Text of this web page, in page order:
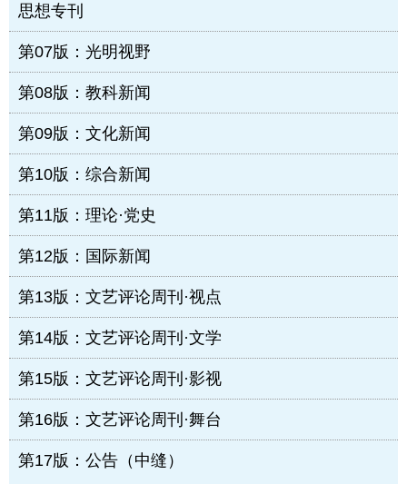
思想专刊
第07版：光明视野
第08版：教科新闻
第09版：文化新闻
第10版：综合新闻
第11版：理论·党史
第12版：国际新闻
第13版：文艺评论周刊·视点
第14版：文艺评论周刊·文学
第15版：文艺评论周刊·影视
第16版：文艺评论周刊·舞台
第17版：公告（中缝）